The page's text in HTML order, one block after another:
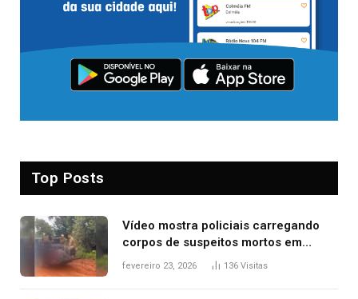
Top Posts
Vídeo mostra policiais carregando
corpos de suspeitos mortos em
confronto dentro de caminhonete
fevereiro 23, 2026 136 Visitas